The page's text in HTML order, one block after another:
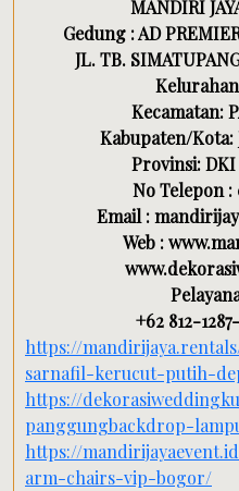
MANDIRI
Gedung : AD
JL. TB.
Kecamatan:
Kabupaten/Kota:
Provinsi: DKI
No Telepon :
Email :
Web :
+62 812-
https://
sarnafil-kerucut-putih-
https://
panggungbackdrop-
https://
arm-chairs-vip-bogor/